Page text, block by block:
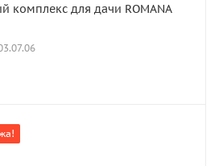
комплекс для дачи ROMANA